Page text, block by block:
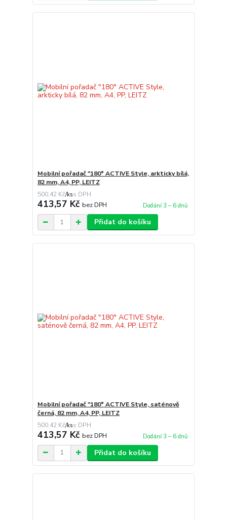
Mobilní pořadač "180° ACTIVE Style, arkticky bílá,
82 mm, A4, PP, LEITZ
500,42 Kč/ks
413,57 Kč bez DPH Dodání 3 – 6 dnů
Přidat do košíku
Mobilní pořadač "180° ACTIVE Style, saténově
černá, 82 mm, A4, PP, LEITZ
500,42 Kč/ks
413,57 Kč bez DPH Dodání 3 – 6 dnů
Přidat do košíku